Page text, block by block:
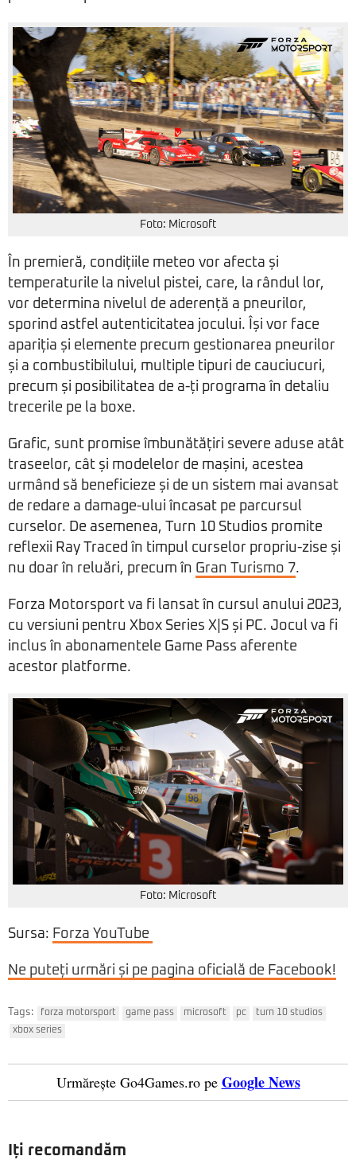
Foto: Microsoft
În premieră, condițiile meteo vor afecta și
temperaturile la nivelul pistei, care, la rândul lor,
vor determina nivelul de aderență a pneurilor,
sporind astfel autenticitatea jocului. Își vor face
apariția și elemente precum gestionarea pneurilor
și a combustibilului, multiple tipuri de cauciucuri,
precum și posibilitatea de a-ți programa în detaliu
trecerile pe la boxe.
Grafic, sunt promise îmbunătățiri severe aduse atât
traseelor, cât și modelelor de mașini, acestea
urmând să beneficieze și de un sistem mai avansat
de redare a damage-ului încasat pe parcursul
curselor. De asemenea, Turn 10 Studios promite
reflexii Ray Traced în timpul curselor propriu-zise și
nu doar în reluări, precum în Gran Turismo 7.
Forza Motorsport va fi lansat în cursul anului 2023,
cu versiuni pentru Xbox Series X|S și PC. Jocul va fi
inclus în abonamentele Game Pass aferente
acestor platforme.
Foto: Microsoft
Sursa: Forza YouTube
Ne puteți urmări și pe pagina oficială de Facebook!
Tags: forza motorsport game pass microsoft pc
turn 10 studios
xbox series
Urmărește Go4Games.ro pe Google News
Iți recomandăm